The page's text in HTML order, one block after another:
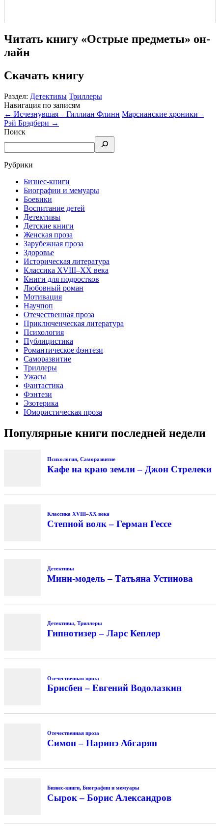
Читать книгу «Острые предметы» он-
лайн
Скачать книгу
Раздел: Детективы Триллеры
Навигация по записям
← Исчезнувшая – Гиллиан Флинн Марсианские хроники –
Рэй Брэдбери →
Поиск
Рубрики
Бизнес-книги
Биографии и мемуары
Боевики
Воспитание детей
Детективы
Детские книги
Женская проза
Зарубежная проза
Здоровье
Историческая литература
Классика XVIII–XX века
Книги для подростков
Любовный роман
Мотивация
Научпоп
Отечественная проза
Приключенческая литература
Психология
Публицистика
Романтическое фэнтези
Саморазвитие
Триллеры
Ужасы
Фантастика
Фэнтези
Эзотерика
Юмористическая проза
Популярные книги последней недели
Психология, Саморазвитие
Кафе на краю земли – Джон Стрелеки
Классика XVIII–XX века
Степной волк – Герман Гессе
Детективы
Мини-модель – Татьяна Устинова
Детективы, Триллеры
Гипнотизер – Ларс Кеплер
Отечественная проза
Брисбен – Евгений Водолазкин
Отечественная проза
Симон – Наринэ Абгарян
Бизнес-книги, Биографии и мемуары
Сырок – Борис Александров